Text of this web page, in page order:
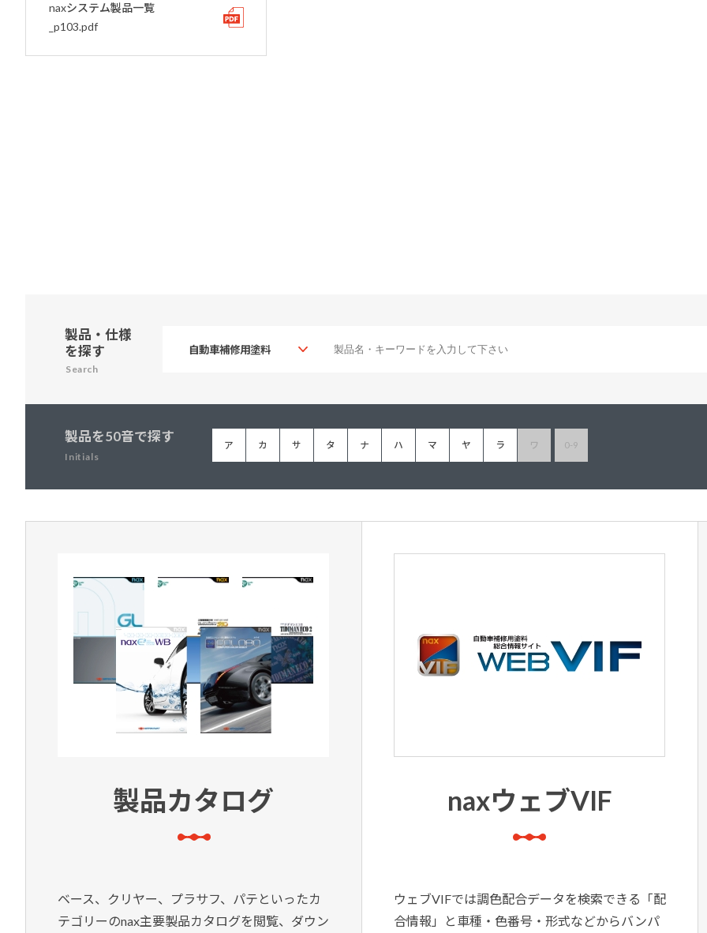
naxシステム製品一覧
_p103.pdf
製品・仕様
を探す
Search
製品を50音で探す
Initials
ア カ サ タ ナ ハ マ ヤ ラ ワ 0-9
製品カタログ
ベース、クリヤー、プラサフ、パテといったカ
テゴリーのnax主要製品カタログを閲覧、ダウン
naxウェブVIF
ウェブVIFでは調色配合データを検索できる「配
合情報」と車種・色番号・形式などからバンパ